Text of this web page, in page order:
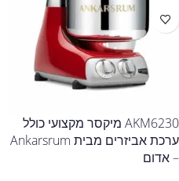
AKM6230 מיקסר מקצועי כולל
ערכת אביזרים מבית Ankarsrum
– אדום